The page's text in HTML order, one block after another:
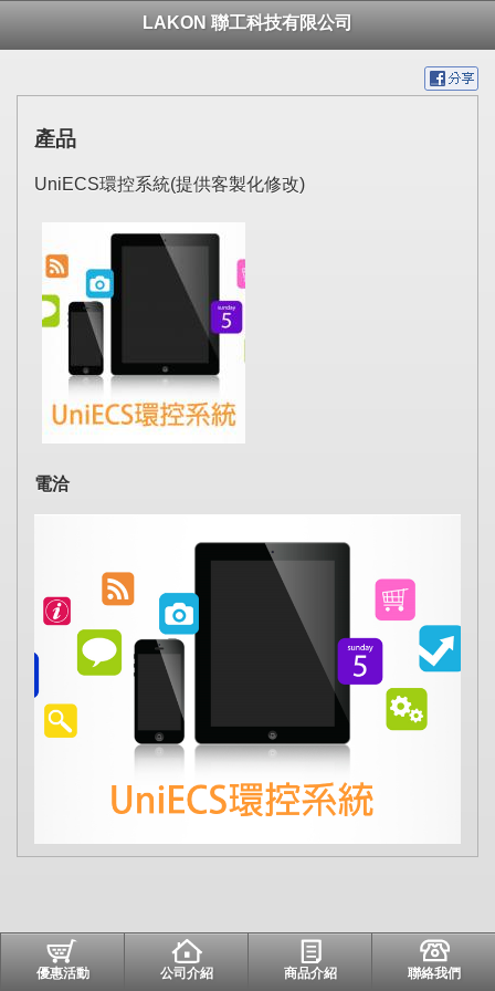
LAKON 聯工科技有限公司
產品
UniECS環控系統(提供客製化修改)
電洽
優惠活動 公司介紹 商品介紹 聯絡我們